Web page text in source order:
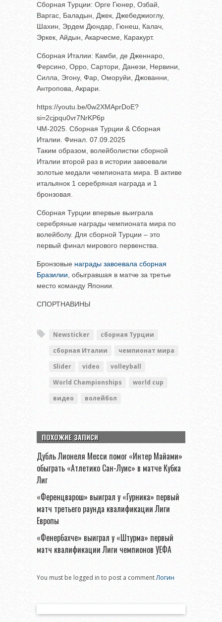
Сборная Турции: Орге Гюнер, Озбай,
Варгас, Баладын, Джек, Джебеджиоглу,
Шахин, Эрдем Дюндар, Гюнеш, Калач,
Эркек, Айдын, Акарчесме, Каракурт.
Сборная Италии: Камби, де Дженнаро,
Ферсино, Орро, Сартори, Данези, Нервини,
Силла, Эгону, Фар, Оморуйи, Джованни,
Антропова, Акрари.
https://youtu.be/0w2XMAprDoE?
si=2cjpqu0vr7NrKP6p
ЧМ-2025. Сборная Турции & Сборная
Италии. Финал. 07.09.2025
Таким образом, волейболистки сборной
Италии второй раз в истории завоевали
золотые медали чемпионата мира. В активе
итальянок 1 серебряная награда и 1
бронзовая.
Сборная Турции впервые выиграла
серебряные награды чемпионата мира по
волейболу. Для сборной Турции – это
первый финал мирового первенства.
Бронзовые награды завоевала сборная
Бразилии, обыгравшая в матче за третье
место команду Японии.
СПОРТНАВИНЫ
Newsticker
сборная Турции
сборная Италии
чемпионат мира
Slider
video
volleyball
World Championships
world cup
видео
волейбол
ПОХОЖИЕ ЗАПИСИ
Дубль Лионеля Месси помог «Интер Майами»
обыграть «Атлетико Сан-Луис» в матче Кубка
Лиг
«Ференцварош» выиграл у «Гурника» первый
матч третьего раунда квалификации Лиги
Европы
«Фенербахче» выиграл у «Штурма» первый
матч квалификации Лиги чемпионов УЕФА
You must be logged in to post a commentЛогин